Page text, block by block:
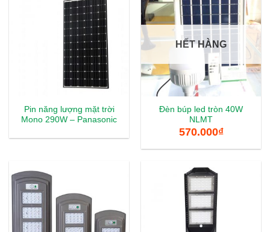
Pin năng lượng mặt trời
Mono 290W – Panasonic
HẾT HÀNG
Đèn búp led tròn 40W
NLMT
570.000₫